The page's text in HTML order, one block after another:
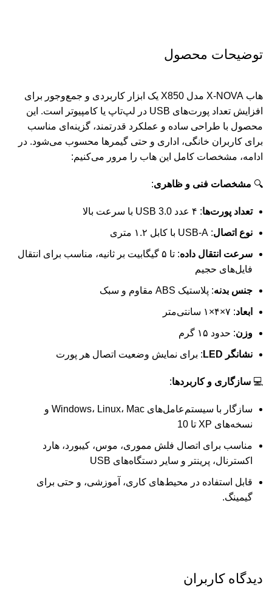
توضیحات محصول
هاب X-NOVA مدل X850 یک ابزار کاربردی و جمع‌وجور برای
افزایش تعداد پورت‌های USB در لپ‌تاپ یا کامپیوتر است. این
محصول با طراحی ساده و عملکرد قدرتمند، گزینه‌ای مناسب
برای کاربران خانگی، اداری و حتی گیمرها محسوب می‌شود. در
ادامه، مشخصات کامل این هاب را مرور می‌کنیم:
🔍 مشخصات فنی و ظاهری:
تعداد پورت‌ها: ۴ عدد USB 3.0 با سرعت بالا
نوع اتصال: USB-A با کابل ۱.۲ متری
سرعت انتقال داده
: تا ۵ گیگابیت بر ثانیه، مناسب برای انتقال
فایل‌های حجیم
جنس بدنه: پلاستیک ABS مقاوم و سبک
ابعاد: ۷×۴×۱ سانتی‌متر
وزن: حدود ۱۵ گرم
نشانگر LED : برای نمایش وضعیت اتصال هر پورت
💻 سازگاری و کاربردها:
سازگار با سیستم‌عامل‌های Windows، Linux، Mac و
نسخه‌های XP تا 10
مناسب برای اتصال فلش مموری، موس، کیبورد، هارد
اکسترنال، پرینتر و سایر دستگاه‌های USB
قابل استفاده در محیط‌های کاری، آموزشی، و حتی برای
گیمینگ.
دیدگاه کاربران